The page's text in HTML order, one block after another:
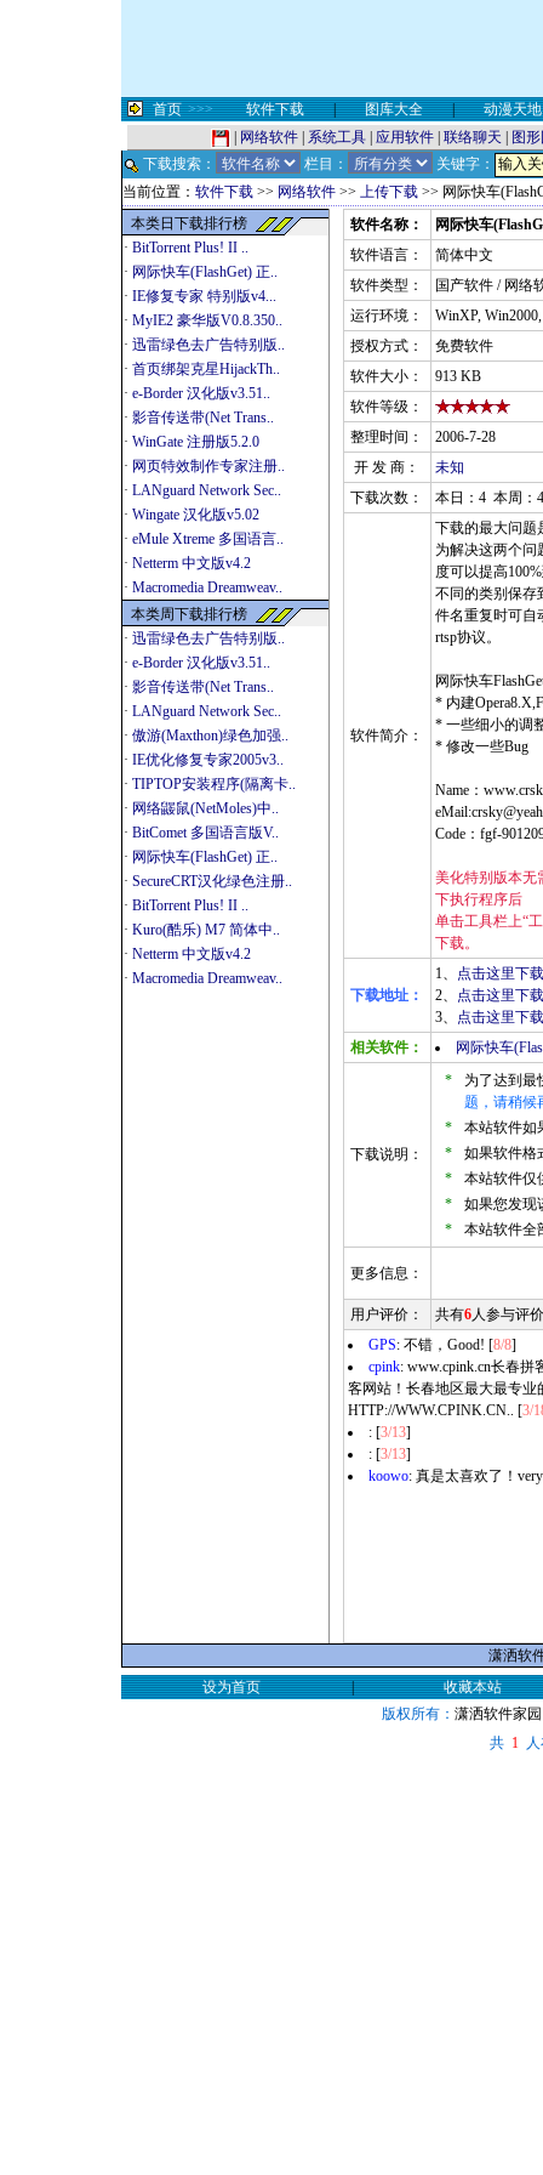
首页 >>> 软件下载 | 图库大全 |
动漫天地
网络软件 系统工具 应用软件 联络聊天
图
下载搜索：
栏目：
关键字：
当前位置： 软件下载 >> 网络软件 >> 上传下载 >> 网际快车
本类日下载排行榜
· BitTorrent Plus! II ..
· 网际快车(FlashGet) 正..
· IE修复专家 特别版v4...
· MyIE2 豪华版V0.8.350..
· 迅雷绿色去广告特别版..
· 首页绑架克星HijackTh..
· e-Border 汉化版v3.51..
· 影音传送带(Net Trans..
· WinGate 注册版5.2.0
· 网页特效制作专家注册..
· LANguard Network Sec..
· Wingate 汉化版v5.02
· eMule Xtreme 多国语言..
· Netterm 中文版v4.2
· Macromedia Dreamweav..
本类周下载排行榜
· 迅雷绿色去广告特别版..
· e-Border 汉化版v3.51..
· 影音传送带(Net Trans..
· LANguard Network Sec..
· 傲游(Maxthon)绿色加强..
· IE优化修复专家2005v3..
· TIPTOP安装程序(隔离卡..
· 网络鼹鼠(NetMoles)中..
· BitComet 多国语言版V..
· 网际快车(FlashGet) 正..
· SecureCRT汉化绿色注册..
· BitTorrent Plus! II ..
· Kuro(酷乐) M7 简体中..
· Netterm 中文版v4.2
· Macromedia Dreamweav..
软件名称：
网际快车
软件语言：
简体中文
软件类型：
国产软件 / 网络
运行环境：
WinXP,
授权方式：
免费软件
软件大小：
913 KB
软件等级：
整理时间：
2006-7-28
开 发 商：
未知
下载次数：
本日：4 本周：
软件简介：
下载的最大问
为解决这两个问
度可以提高
不同的类别保存
件名重复时可自
rtsp协议。
网际快车
* 内建
* 一些细小的调
* 修改一些Bug
Name：
Code：fgf-
美化特别版本无
下执行程序后
单击工具栏上“
下载。
下载地址：
1、
点击这里下
2、
点击这里下
3、
点击这里下
相关软件：
网际快车
下载说明：
*
为了达到最
题，请稍候
*
本站软件如
*
如果软件格
*
本站软件仅
*
如果您发现
*
本站软件全
更多信息：
用户评价： 共有6人参与评
GPS: 不错，Good! [8/8]
cpink: www.cpink.cn长春拼
客网站！长春地区最大最专业
HTTP://WWW.CPINK.CN.. [3/
: [3/13]
: [3/13]
koowo: 真是太喜欢了！
潇洒软
设为首页
|
收藏本站
版权所有： 潇洒软件家园
共